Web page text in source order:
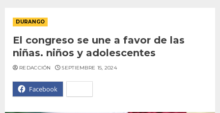
DURANGO
El congreso se une a favor de las
niñas. niños y adolescentes
Facebook
REDACCIÓN SEPTIEMBRE 15, 2024